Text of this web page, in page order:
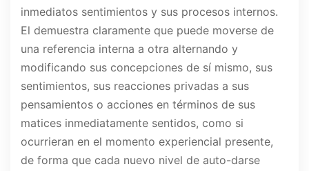
inmediatos sentimientos y sus procesos internos.
El demuestra claramente que puede moverse de
una referencia interna a otra alternando y
modificando sus concepciones de sí mismo, sus
sentimientos, sus reacciones privadas a sus
pensamientos o acciones en términos de sus
matices inmediatamente sentidos, como si
ocurrieran en el momento experiencial presente,
de forma que cada nuevo nivel de auto-darse